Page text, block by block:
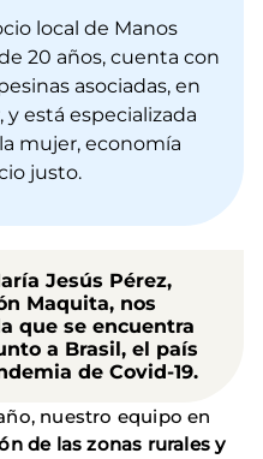
local de Manos
20 años, cuenta con
asociadas, en
y está especializada
mujer, economía
justo.
Jesús Pérez,
Maquita, nos
que se encuentra
a Brasil, el país
de Covid-19.
nuestro equipo en
de las zonas rurales y